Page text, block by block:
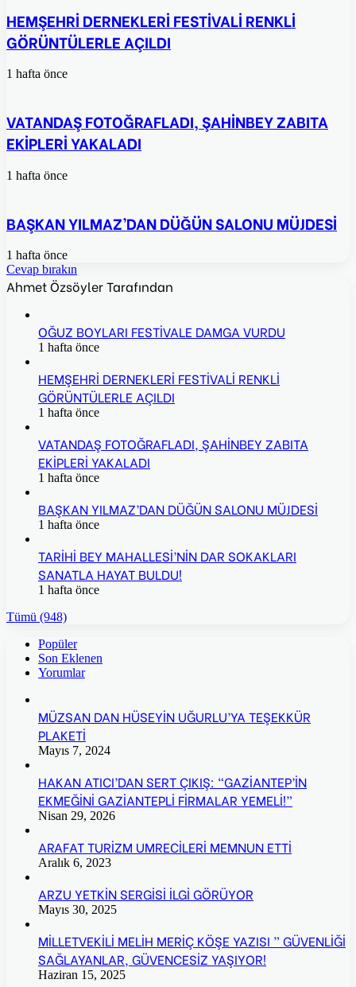
HEMŞEHRİ DERNEKLERİ FESTİVALİ RENKLİ
GÖRÜNTÜLERLE AÇILDI
1 hafta önce
VATANDAŞ FOTOĞRAFLADI, ŞAHİNBEY ZABITA
EKİPLERİ YAKALADI
1 hafta önce
BAŞKAN YILMAZ’DAN DÜĞÜN SALONU MÜJDESİ
1 hafta önce
Cevap bırakın
Ahmet Özsöyler Tarafından
OĞUZ BOYLARI FESTİVALE DAMGA VURDU
1 hafta önce
HEMŞEHRİ DERNEKLERİ FESTİVALİ RENKLİ
GÖRÜNTÜLERLE AÇILDI
1 hafta önce
VATANDAŞ FOTOĞRAFLADI, ŞAHİNBEY ZABITA
EKİPLERİ YAKALADI
1 hafta önce
BAŞKAN YILMAZ’DAN DÜĞÜN SALONU MÜJDESİ
1 hafta önce
TARİHİ BEY MAHALLESİ’NİN DAR SOKAKLARI
SANATLA HAYAT BULDU!
1 hafta önce
Tümü (948)
Popüler
Son Eklenen
Yorumlar
MÜZSAN DAN HÜSEYİN UĞURLU’YA TEŞEKKÜR
PLAKETİ
Mayıs 7, 2024
HAKAN ATICI’DAN SERT ÇIKIŞ: “GAZİANTEP’İN
EKMEĞİNİ GAZİANTEPLİ FİRMALAR YEMELİ!”
Nisan 29, 2026
ARAFAT TURİZM UMRECİLERİ MEMNUN ETTİ
Aralık 6, 2023
ARZU YETKİN SERGİSİ İLGİ GÖRÜYOR
Mayıs 30, 2025
MİLLETVEKİLİ MELİH MERİÇ KÖŞE YAZISI ” GÜVENLİĞİ
SAĞLAYANLAR, GÜVENCESİZ YAŞIYOR!
Haziran 15, 2025